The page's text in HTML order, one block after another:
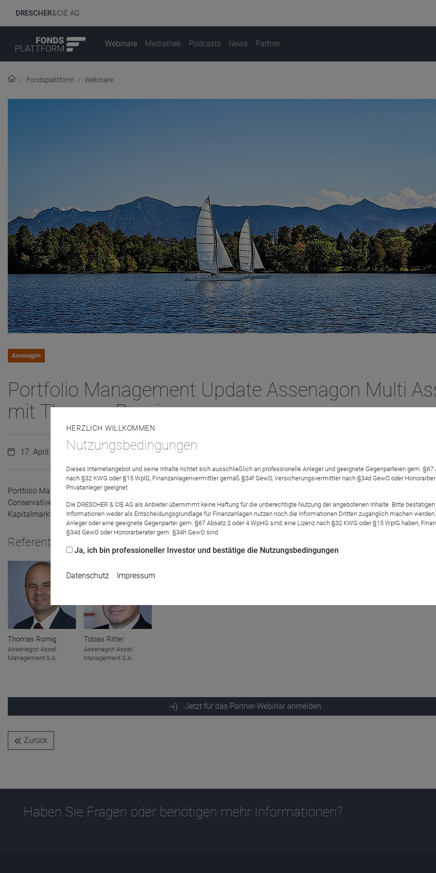
DRESCHER& CIE AG
Webinare Mediathek Podcasts News Partner
Fondsplattform Webinare
Assenagon
Portfolio Management Update Assenagon Multi
mit Thomas Romig
17. April 2024 | 11:00 Uhr
Portfolio Manager Thomas Romig und Moderator Tobias Ritter geben ein Update zur Fondsstrategie des Assenagon Multi
Conservative und des Assenagon Multi Asset Balanced sowie eine aktuelle Einschätzung der Chancen und
Kapitalmarkt.
Referenten
Thomas Romig
Assenagon Asset
Management S.A.
Tobias Ritter
Assenagon Asset
Management S.A.
Jetzt für das Partner-Webinar anmelden
Zurück
Haben Sie Fragen oder benötigen mehr Informationen?
HERZLICH WILLKOMMEN
Nutzungsbedingungen
Dieses Internetangebot und seine Inhalte richtet sich ausschließlich an professionelle Anleger und geeignete Gegenparteien gem.
nach §32 KWG oder §15 WplG, Finanzanlagenvermittler gemäß §34f GewO, Versicherungsvermittler nach §34d GewO oder
Privatanleger geeignet.
Die DRESCHER & CIE AG als Anbieter übernimmt keine Haftung für die unberechtigte Nutzung der angebotenen Inhalte. Bitte
Informationen weder als Entscheidungsgrundlage für Finanzanlagen nutzen noch die Informationen Dritten zugänglich machen
Anleger oder eine geeignete Gegenpartei gem. §67 Absatz 2 oder 4 WpHG sind, eine Lizenz nach §32 KWG oder §15 WpIG haben,
§34d GewO oder Honorarberater gem. §34h GewO sind.
Ja, ich bin professioneller Investor und bestätige die Nutzungsbedingungen
Datenschutz Impressum
Anbieter